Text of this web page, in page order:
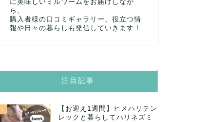
に美味しいミルワームをお届けしなが
ら、
購入者様の口コミギャラリー、役立つ情
報や日々の暮らしも発信していきます！
注目記事
1
【お迎え1週間】ヒメハリテン
レックと暮らしてハリネズミ